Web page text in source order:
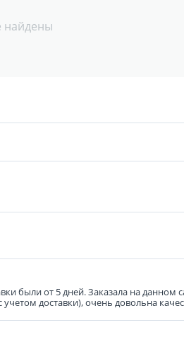
найдены
были от 5 дней. Заказала на
доставки), очень довольна